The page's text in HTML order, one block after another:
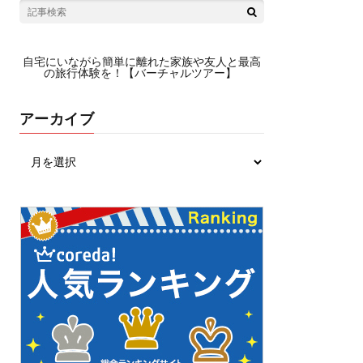
自宅にいながら簡単に離れた家族や友人と最高
の旅行体験を！【バーチャルツアー】
アーカイブ